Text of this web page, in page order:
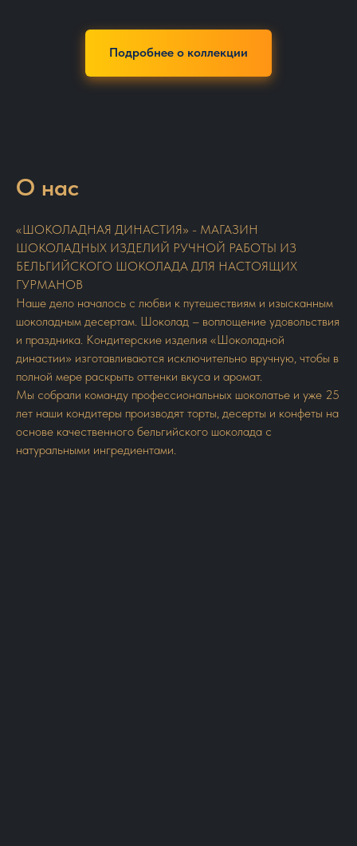
Подробнее о коллекции
О нас
«ШОКОЛАДНАЯ ДИНАСТИЯ» - МАГАЗИН
ШОКОЛАДНЫХ ИЗДЕЛИЙ РУЧНОЙ РАБОТЫ ИЗ
БЕЛЬГИЙСКОГО ШОКОЛАДА ДЛЯ НАСТОЯЩИХ
ГУРМАНОВ
Наше дело началось с любви к путешествиям и изысканным
шоколадным десертам. Шоколад – воплощение удовольствия
и праздника. Кондитерские изделия «Шоколадной
династии» изготавливаются исключительно вручную, чтобы в
полной мере раскрыть оттенки вкуса и аромат.
Мы собрали команду профессиональных шоколатье и уже 25
лет наши кондитеры производят торты, десерты и конфеты на
основе качественного бельгийского шоколада с
натуральными ингредиентами.